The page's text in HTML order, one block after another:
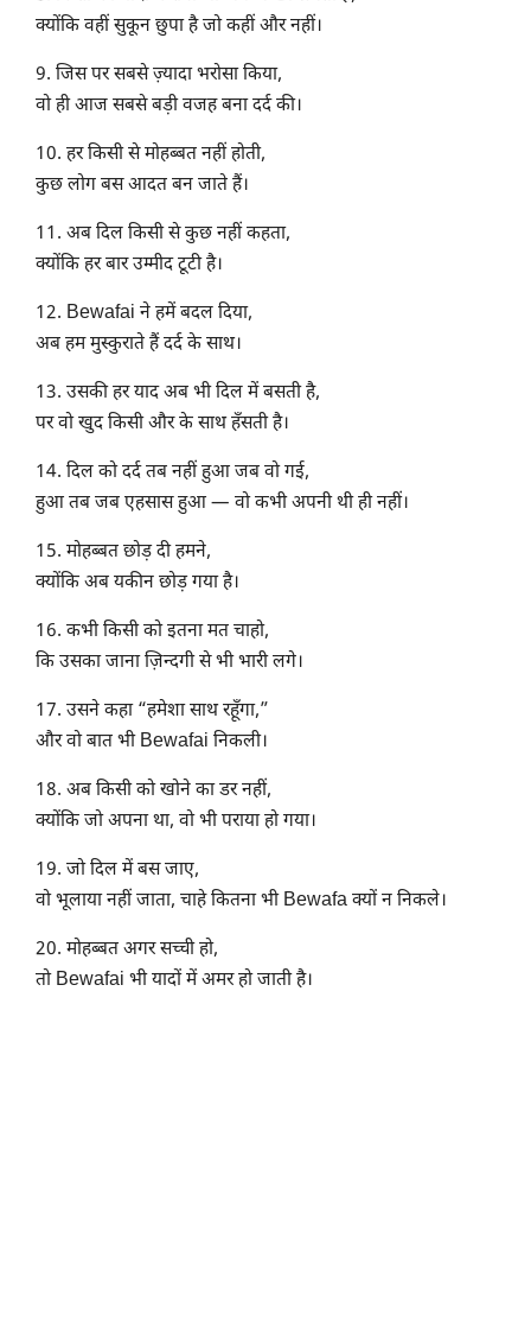
क्योंकि वहीं सुकून छुपा है जो कहीं और नहीं।
9. जिस पर सबसे ज़्यादा भरोसा किया,
वो ही आज सबसे बड़ी वजह बना दर्द की।
10. हर किसी से मोहब्बत नहीं होती,
कुछ लोग बस आदत बन जाते हैं।
11. अब दिल किसी से कुछ नहीं कहता,
क्योंकि हर बार उम्मीद टूटी है।
12. Bewafai ने हमें बदल दिया,
अब हम मुस्कुराते हैं दर्द के साथ।
13. उसकी हर याद अब भी दिल में बसती है,
पर वो खुद किसी और के साथ हँसती है।
14. दिल को दर्द तब नहीं हुआ जब वो गई,
हुआ तब जब एहसास हुआ — वो कभी अपनी थी ही नहीं।
15. मोहब्बत छोड़ दी हमने,
क्योंकि अब यकीन छोड़ गया है।
16. कभी किसी को इतना मत चाहो,
कि उसका जाना ज़िन्दगी से भी भारी लगे।
17. उसने कहा “हमेशा साथ रहूँगा,”
और वो बात भी Bewafai निकली।
18. अब किसी को खोने का डर नहीं,
क्योंकि जो अपना था, वो भी पराया हो गया।
19. जो दिल में बस जाए,
वो भूलाया नहीं जाता, चाहे कितना भी Bewafa क्यों न निकले।
20. मोहब्बत अगर सच्ची हो,
तो Bewafai भी यादों में अमर हो जाती है।